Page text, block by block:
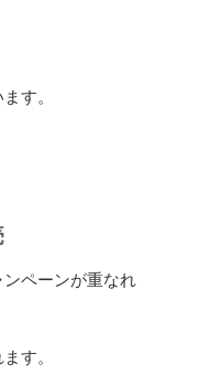
す。
ペーンが重なれ
す。